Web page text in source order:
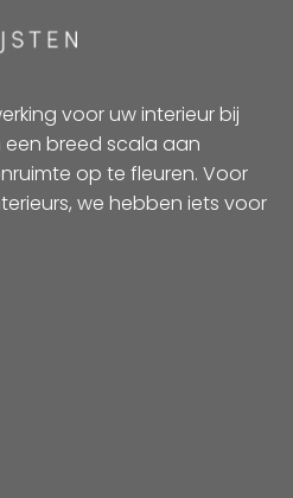
voor uw interieur bij
een breed scala aan
op te fleuren. Voor
we hebben iets voor